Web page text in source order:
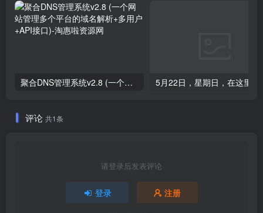
聚合DNS管理系统v2.8 (一个网站管理多个平台的域名解析+多用户+API接口)
评论 共1条
请登录后发表评论
登录 注册